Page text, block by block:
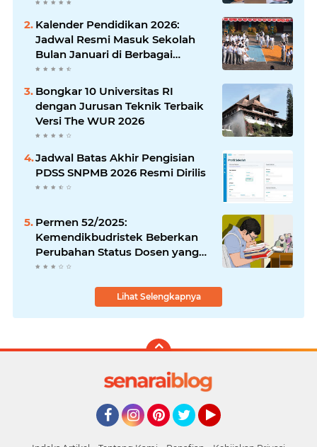
Kalender Pendidikan 2026:
Jadwal Resmi Masuk Sekolah
Bulan Januari di Berbagai
Daerah
Bongkar 10 Universitas RI
dengan Jurusan Teknik Terbaik
Versi The WUR 2026
Jadwal Batas Akhir Pengisian
PDSS SNPMB 2026 Resmi Dirilis
Permen 52/2025:
Kemendikbudristek Beberkan
Perubahan Status Dosen yang
Krusial
Lihat Selengkapnya